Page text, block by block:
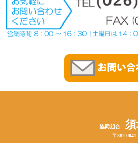
協同組合
〒382-